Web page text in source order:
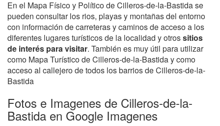
En el Mapa Físico y Político de Cilleros-de-la-Bastida se
pueden consultar los rios, playas y montañas del entorno
con información de carreteras y caminos de acceso a los
diferentes lugares turísticos de la localidad y otrossitios
de interés para visitar. También es muy útil para utilizar
como Mapa Turístico de Cilleros-de-la-Bastida y como
acceso al callejero de todos los barrios de Cilleros-de-la-
Bastida
Fotos e Imagenes de Cilleros-de-la-
Bastida en Google Imagenes